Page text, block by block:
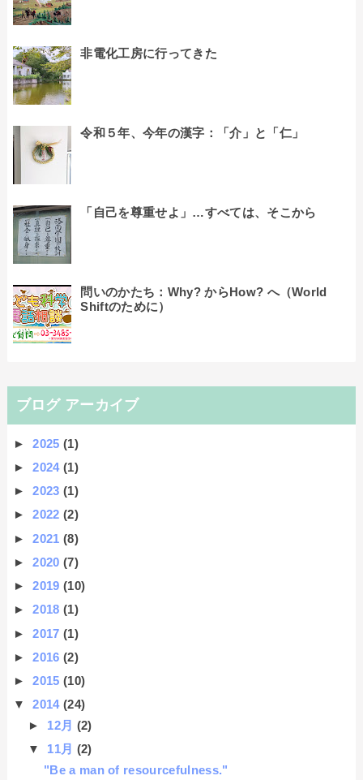
非電化工房に行ってきた
令和５年、今年の漢字：「介」と「仁」
「自己を尊重せよ」…すべては、そこから
問いのかたち：Why? からHow? へ（World
Shiftのために）
ブログ アーカイブ
►2025(1)
►2024(1)
►2023(1)
►2022(2)
►2021(8)
►2020(7)
►2019(10)
►2018(1)
►2017(1)
►2016(2)
►2015(10)
▼2014(24)
► 12月 (2)
▼ 11月 (2)
"Be a man of resourcefulness."